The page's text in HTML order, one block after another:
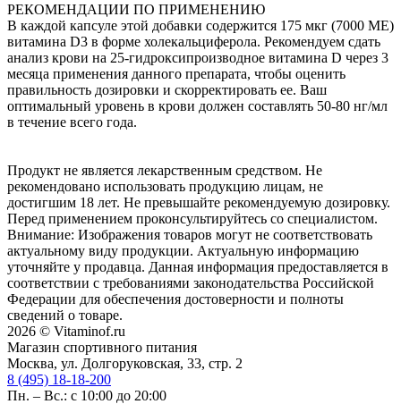
РЕКОМЕНДАЦИИ ПО ПРИМЕНЕНИЮ
В каждой капсуле этой добавки содержится 175 мкг (7000 МЕ)
витамина D3 в форме холекальциферола. Рекомендуем сдать
анализ крови на 25-гидроксипроизводное витамина D через 3
месяца применения данного препарата, чтобы оценить
правильность дозировки и скорректировать ее. Ваш
оптимальный уровень в крови должен составлять 50-80 нг/мл
в течение всего года.
Продукт не является лекарственным средством. Не
рекомендовано использовать продукцию лицам, не
достигшим 18 лет. Не превышайте рекомендуемую дозировку.
Перед применением проконсультируйтесь со специалистом.
Внимание: Изображения товаров могут не соответствовать
актуальному виду продукции. Актуальную информацию
уточняйте у продавца. Данная информация предоставляется в
соответствии с требованиями законодательства Российской
Федерации для обеспечения достоверности и полноты
сведений о товаре.
2026 © Vitaminof.ru
Магазин спортивного питания
Москва, ул. Долгоруковская, 33, стр. 2
8 (495) 18-18-200
Пн. – Вс.: с 10:00 до 20:00